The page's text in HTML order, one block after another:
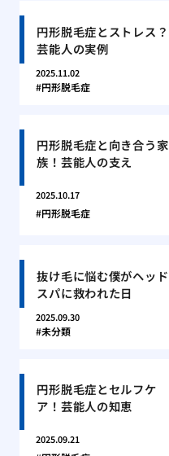
円形脱毛症とストレス？
芸能人の実例
2025.11.02
円形脱毛症
円形脱毛症と向き合う家
族！芸能人の支え
2025.10.17
円形脱毛症
抜け毛に悩む僕がヘッド
スパに救われた日
2025.09.30
未分類
円形脱毛症とセルフケ
ア！芸能人の知恵
2025.09.21